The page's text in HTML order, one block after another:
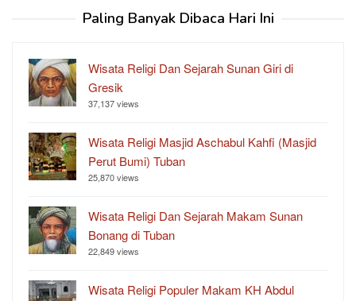
Paling Banyak Dibaca Hari Ini
Wisata Religi Dan Sejarah Sunan Giri di
Gresik
37,137 views
Wisata Religi Masjid Aschabul Kahfi (Masjid
Perut Bumi) Tuban
25,870 views
Wisata Religi Dan Sejarah Makam Sunan
Bonang di Tuban
22,849 views
Wisata Religi Populer Makam KH Abdul